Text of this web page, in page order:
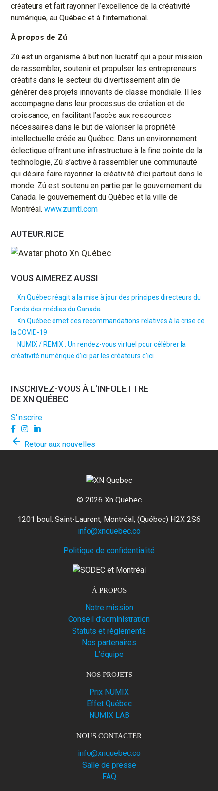
créateurs et fait rayonner l’excellence de la créativité
numérique, au Québec et à l’international.
À propos de Zú
Zú est un organisme à but non lucratif qui a pour mission
de rassembler, soutenir et propulser les entrepreneurs
créatifs dans le secteur du divertissement afin de
générer des projets innovants de classe mondiale. Il les
accompagne dans leur processus de création et de
croissance, en facilitant l’accès aux ressources
nécessaires dans le but de valoriser la propriété
intellectuelle créée au Québec. Dans un environnement
éclectique offrant une infrastructure à la fine pointe de la
technologie, Zú s’active à rassembler une communauté
qui désire faire rayonner la créativité d’ici partout dans le
monde. Zú est soutenu en partie par le gouvernement du
Canada, le gouvernement du Québec et la ville de
Montréal.www.zumtl.com
AUTEUR.RICE
Xn Québec
VOUS AIMEREZ AUSSI
Xn Québec réagit à la mise à jour des principes directeurs du
Fonds des médias du Canada
Xn Québec émet des recommandations relatives à la crise de
la COVID-19
NUMIX / REMIX : Un rendez-vous virtuel pour célébrer la
créativité numérique d’ici par les créateurs d’ici
INSCRIVEZ-VOUS À L'INFOLETTRE
DE XN QUÉBEC
S'inscrire
arrow_back Retour aux nouvelles
© 2026 Xn Québec
1201 boul. Saint-Laurent, Montréal, (Québec) H2X 2S6
info@xnquebec.co
Politique de confidentialité
À PROPOS
Notre mission
Conseil d’administration
Statuts et règlements
Nos partenaires
L’équipe
NOS PROJETS
Prix NUMIX
Effet Québec
NUMIX LAB
NOUS CONTACTER
info@xnquebec.co
Salle de presse
FAQ